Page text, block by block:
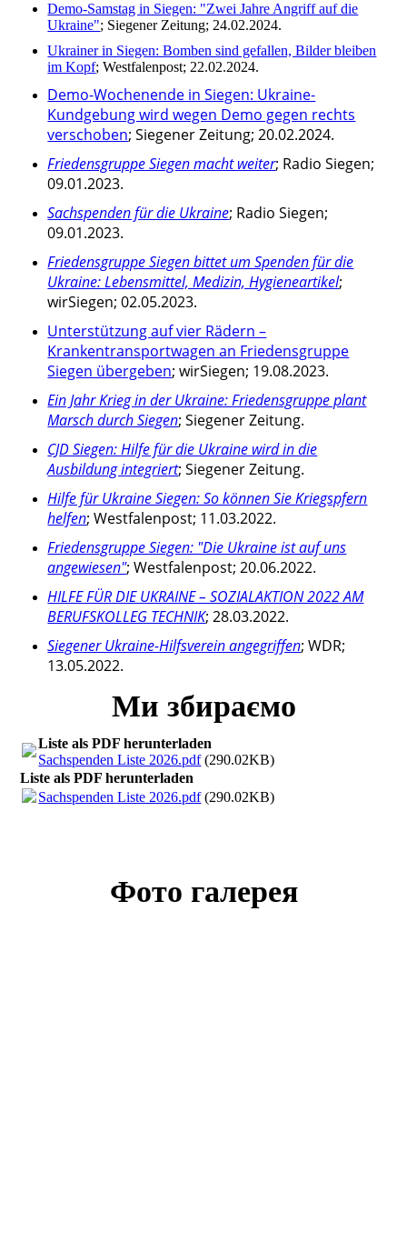
Demo-Samstag in Siegen: "Zwei Jahre Angriff auf die
Ukraine"; Siegener Zeitung; 24.02.2024.
Ukrainer in Siegen: Bomben sind gefallen, Bilder bleiben
im Kopf; Westfalenpost; 22.02.2024.
Demo-Wochenende in Siegen: Ukraine-
Kundgebung wird wegen Demo gegen rechts
verschoben; Siegener Zeitung; 20.02.2024.
Friedensgruppe Siegen macht weiter; Radio Siegen;
09.01.2023.
Sachspenden für die Ukraine; Radio Siegen;
09.01.2023.
Friedensgruppe Siegen bittet um Spenden für die
Ukraine: Lebensmittel, Medizin, Hygieneartikel;
wirSiegen; 02.05.2023.
Unterstützung auf vier Rädern –
Krankentransportwagen an Friedensgruppe
Siegen übergeben; wirSiegen; 19.08.2023.
Ein Jahr Krieg in der Ukraine: Friedensgruppe plant
Marsch durch Siegen; Siegener Zeitung.
CJD Siegen: Hilfe für die Ukraine wird in die
Ausbildung integriert; Siegener Zeitung.
Hilfe für Ukraine Siegen: So können Sie Kriegspfern
helfen; Westfalenpost; 11.03.2022.
Friedensgruppe Siegen: "Die Ukraine ist auf uns
angewiesen"; Westfalenpost; 20.06.2022.
HILFE FÜR DIE UKRAINE – SOZIALAKTION 2022 AM
BERUFSKOLLEG TECHNIK; 28.03.2022.
Siegener Ukraine-Hilfsverein angegriffen; WDR;
13.05.2022.
Ми збираємо
Liste als PDF herunterladen
Sachspenden Liste 2026.pdf(290.02KB)
Liste als PDF herunterladen
Sachspenden Liste 2026.pdf(290.02KB)
Фото галерея